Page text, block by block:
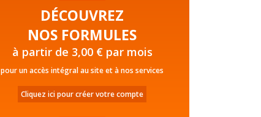
DÉCOUVREZ
NOS FORMULES
à partir de 3,00 € par mois
pour un accès intégral au site et à nos services
Cliquez ici pour créer votre compte